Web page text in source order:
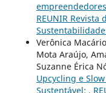
REUNIR
Verônica
Mota Araújo,
Suzanne Érica
Upcycling e
Sustentável: ,